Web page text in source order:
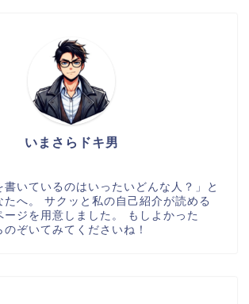
いまさらドキ男
書いているのはいったいどんな人？」と
たへ。 サクッと私の自己紹介が読める
ージを用意しました。 もしよかった
のぞいてみてくださいね！